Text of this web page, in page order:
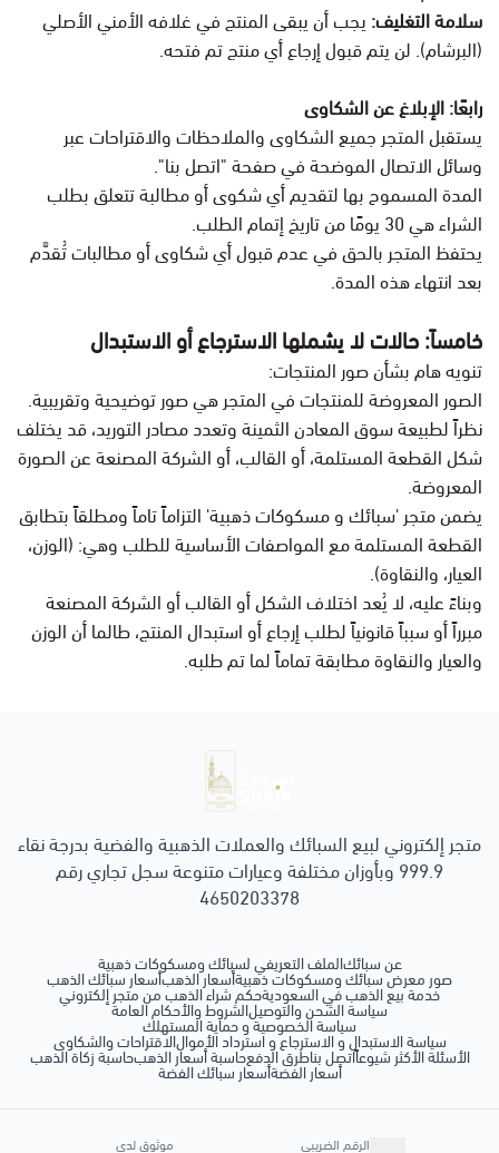
سلامة التغليف: يجب أن يبقى المنتج في غلافه الأمني الأصلي
(البرشام). لن يتم قبول إرجاع أي منتج تم فتحه.
رابعًا: الإبلاغ عن الشكاوى
يستقبل المتجر جميع الشكاوى والملاحظات والاقتراحات عبر
وسائل الاتصال الموضحة في صفحة "اتصل بنا".
المدة المسموح بها لتقديم أي شكوى أو مطالبة تتعلق بطلب
الشراء هي 30 يومًا من تاريخ إتمام الطلب.
يحتفظ المتجر بالحق في عدم قبول أي شكاوى أو مطالبات تُقدَّم
بعد انتهاء هذه المدة.
خامساً: حالات لا يشملها الاسترجاع أو الاستبدال
تنويه هام بشأن صور المنتجات:
الصور المعروضة للمنتجات في المتجر هي صور توضيحية وتقريبية.
نظراً لطبيعة سوق المعادن الثمينة وتعدد مصادر التوريد، قد يختلف
شكل القطعة المستلمة، أو القالب، أو الشركة المصنعة عن الصورة
المعروضة.
يضمن متجر 'سبائك و مسكوكات ذهبية' التزاماً تاماً ومطلقاً بتطابق
القطعة المستلمة مع المواصفات الأساسية للطلب وهي: (الوزن،
العيار، والنقاوة).
وبناءً عليه، لا يُعد اختلاف الشكل أو القالب أو الشركة المصنعة
مبرراً أو سبباً قانونياً لطلب إرجاع أو استبدال المنتج، طالما أن الوزن
والعيار والنقاوة مطابقة تماماً لما تم طلبه.
متجر إلكتروني لبيع السبائك والعملات الذهبية والفضية بدرجة نقاء
999.9 وبأوزان مختلفة وعيارات متنوعة سجل تجاري رقم
4650203378
عن سبائكالملف التعريفي لسبائك ومسكوكات ذهبية
صور معرض سبائك ومسكوكات ذهبيةأسعار الذهبأسعار سبائك الذهب
خدمة بيع الذهب في السعوديةحكم شراء الذهب من متجر إلكتروني
سياسة الشحن والتوصيلالشروط والأحكام العامة
سياسة الخصوصية و حماية المستهلك
سياسة الاستبدال و الاسترجاع و استرداد الأموالالاقتراحات والشكاوى
الأسئلة الأكثر شيوعاًاتصل بناطرق الدفعحاسبة أسعار الذهبحاسبة زكاة الذهب
أسعار الفضةأسعار سبائك الفضة
الرقم الضريبي موثوق لدى